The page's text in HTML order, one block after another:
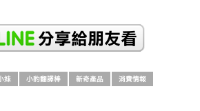
妹 小豹翻譯棒 新奇產品 消費情報